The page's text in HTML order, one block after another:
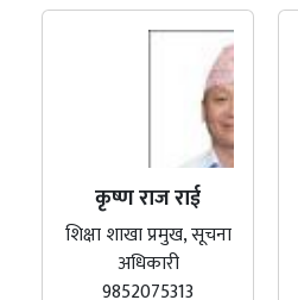
कृष्ण राज राई
शिक्षा शाखा प्रमुख, सूचना
अधिकारी
9852075313